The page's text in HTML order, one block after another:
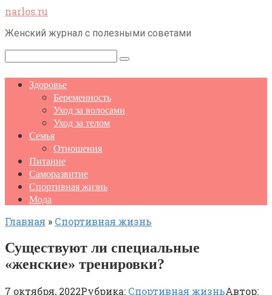
Перейти
контенту
narlos.ru
Женский журнал с полезными советами
Поиск:
Здоровье
Беременность
Уход за волосами
Уход за телом
Семья
Отношения
Питание
Саморазвитие
Спортивная жизнь
Мода
Главная » Спортивная жизнь
Существуют ли специальные
«женские» тренировки?
7 октября, 2022Рубрика: Спортивная жизньАвтор: